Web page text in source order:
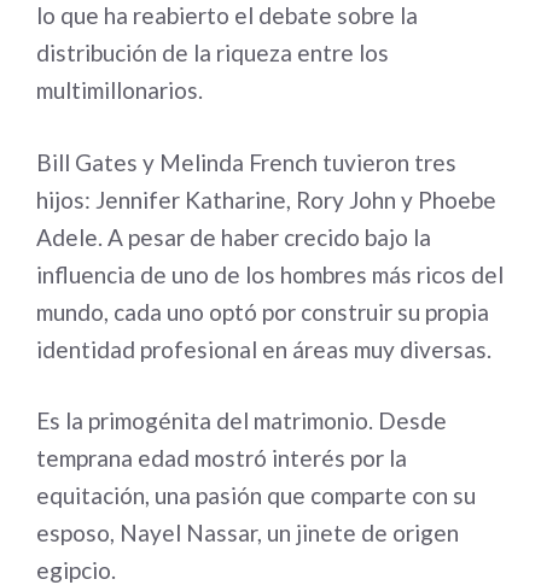
lo que ha reabierto el debate sobre la
distribución de la riqueza entre los
multimillonarios.
Bill Gates y Melinda French tuvieron tres
hijos: Jennifer Katharine, Rory John y Phoebe
Adele. A pesar de haber crecido bajo la
influencia de uno de los hombres más ricos del
mundo, cada uno optó por construir su propia
identidad profesional en áreas muy diversas.
Es la primogénita del matrimonio. Desde
temprana edad mostró interés por la
equitación, una pasión que comparte con su
esposo, Nayel Nassar, un jinete de origen
egipcio.